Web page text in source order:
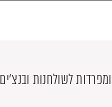
לשולחנות ובנצ'ים